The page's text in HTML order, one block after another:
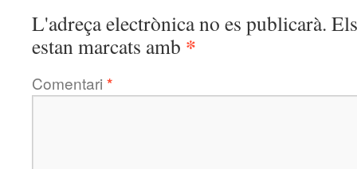
L'adreça electrònica no es publicarà.
estan marcats amb *
Comentari *